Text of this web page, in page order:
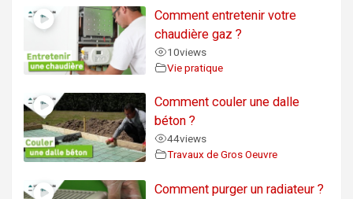
Comment entretenir votre
chaudière gaz ?
10views
Vie pratique
Comment couler une dalle
béton ?
44views
Travaux de Gros Oeuvre
Comment purger un radiateur ?